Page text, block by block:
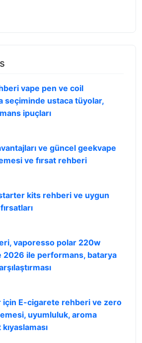
vape pen ve coil
seçiminde ustaca tüyolar,
ipuçları
ve güncel geekvape
ve fırsat rehberi
kits rehberi ve uygun
vaporesso polar 220w
2026 ile performans, batarya
için E-cigarete rehberi ve zero
uyumluluk, aroma